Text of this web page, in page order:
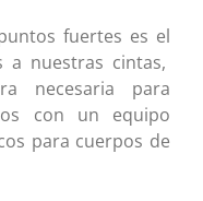
fuertes es el
a nuestras cintas,
necesaria para
con un equipo
para cuerpos de